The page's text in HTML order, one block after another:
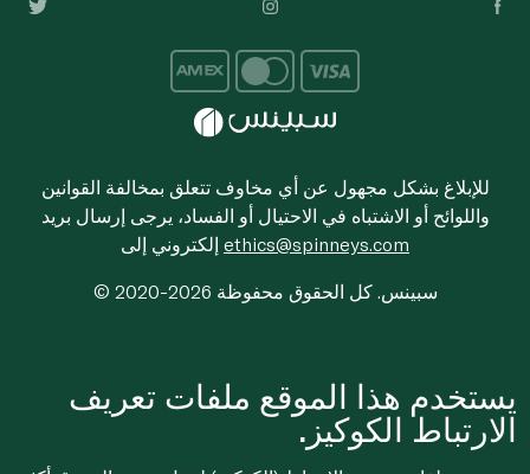
للإبلاغ بشكل مجهول عن أي مخاوف تتعلق بمخالفة القوانين
واللوائح أو الاشتباه في الاحتيال أو الفساد، يرجى إرسال بريد
ethics@spinneys.com
© 2020-2026 سبينس. كل الحقوق محفوظة
يستخدم هذا الموقع ملفات تعريف
الارتباط الكوكيز.